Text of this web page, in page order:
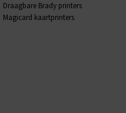
Draagbare Brady printers
Magicard kaartprinters